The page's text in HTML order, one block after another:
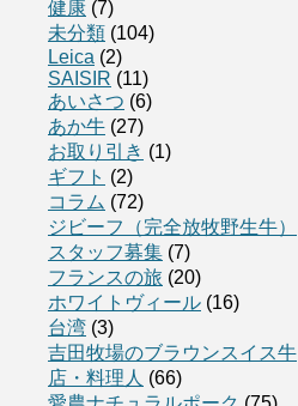
健康 (7)
未分類 (104)
Leica (2)
SAISIR (11)
あいさつ (6)
あか牛 (27)
お取り引き (1)
ギフト (2)
コラム (72)
ジビーフ（完全放牧野生牛）
スタッフ募集 (7)
フランスの旅 (20)
ホワイトヴィール (16)
台湾 (3)
吉田牧場のブラウンスイス牛
店・料理人 (66)